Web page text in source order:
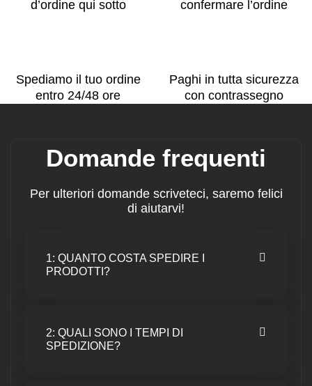
d’ordine qui sotto
confermare l’ordine
Spediamo il tuo ordine
entro 24/48 ore
Paghi in tutta sicurezza
con contrassegno
Domande frequenti
Per ulteriori domande scriveteci, saremo felici
di aiutarvi!
1: QUANTO COSTA SPEDIRE I
PRODOTTI?
2: QUALI SONO I TEMPI DI
SPEDIZIONE?